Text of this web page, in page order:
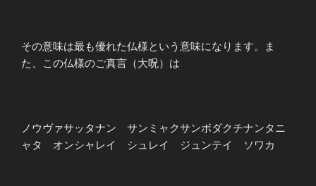
その意味は最も優れた仏様という意味になります。ま
た、この仏様のご真言（大呪）は
ノウヴァサッタナン サンミャクサンボダクチナンタニ
ャタ オンシャレイ シュレイ ジュンテイ ソワカ